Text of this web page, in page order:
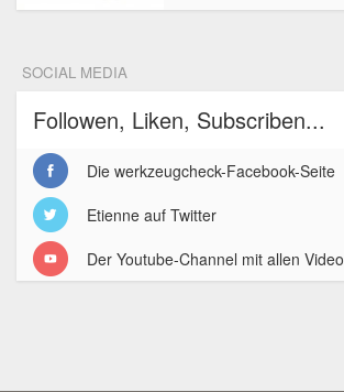
SOCIAL MEDIA
Followen, Liken, Subscriben...
Die werkzeugcheck-Facebook-Seite
Etienne auf Twitter
Der Youtube-Channel mit allen